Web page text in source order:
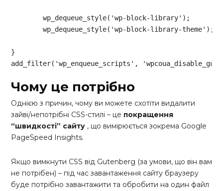
	wp_dequeue_style(
'wp-block-library' );
	wp_dequeue_style(
'wp-block-library-theme' );
}
add_filter( 'wp_enqueue_scripts' ,
Чому це потрібно
Однією з причин, чому ви можете схотіти видалити
зайві/непотрібні CSS-стилі – це покращення
“швидкості” сайту , що вимірюється зокрема Google
PageSpeed Insights.
Якщо вимкнути CSS від Gutenberg (за умови, що він вам
не потрібен) – під час завантаження сайту браузеру
буде потрібно завантажити та обробити на один файл